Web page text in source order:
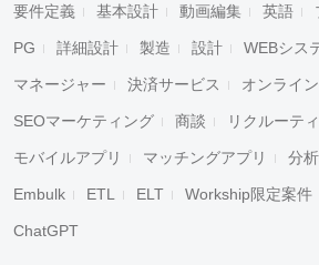
要件定義 基本設計 動画編集 英語
PG 詳細設計 製造 設計 WEBシス
マネージャー 決済サービス オンライン
SEOマーケティング 商談 リクルーテ
モバイルアプリ マッチングアプリ 分
Embulk ETL ELT Workship限定案件
ChatGPT